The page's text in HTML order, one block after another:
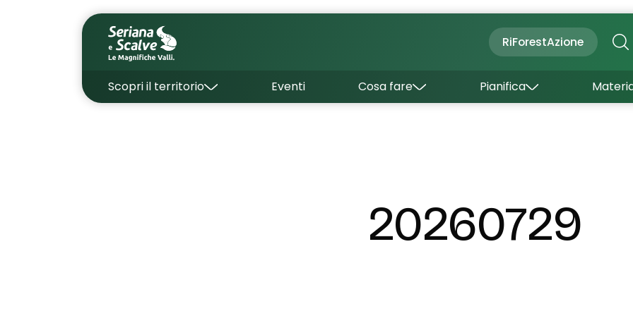
RiForestAzione
Scopri il territorio Eventi Cosa fare
Con bambini
Pianifica
Dove dormire
Come arrivare
Come muoversi
20260729